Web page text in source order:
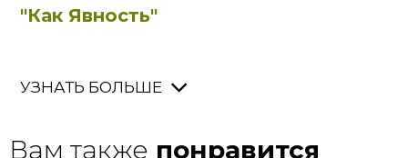
"Как Явность"
УЗНАТЬ БОЛЬШЕ
Вам также понравится